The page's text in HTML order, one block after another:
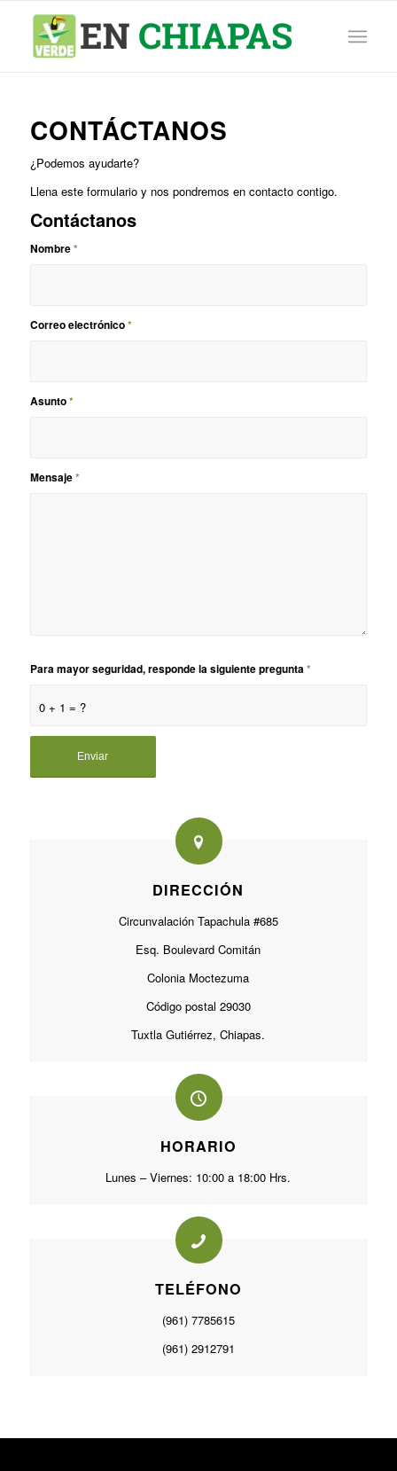
CONTÁCTANOS
¿Podemos ayudarte?
Llena este formulario y nos pondremos en contacto contigo.
Contáctanos
Nombre*
Correo electrónico*
Asunto*
Mensaje*
0 + 1 = ?
Para mayor seguridad, responde la siguiente pregunta *
DIRECCIÓN
Circunvalación Tapachula #685
Esq. Boulevard Comitán
Colonia Moctezuma
Código postal 29030
Tuxtla Gutiérrez, Chiapas.
HORARIO
Lunes – Viernes: 10:00 a 18:00 Hrs.
TELÉFONO
(961) 7785615
(961) 2912791